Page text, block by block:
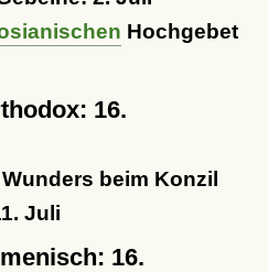
Hochgebet
16.
beim Konzil
Juli
16.